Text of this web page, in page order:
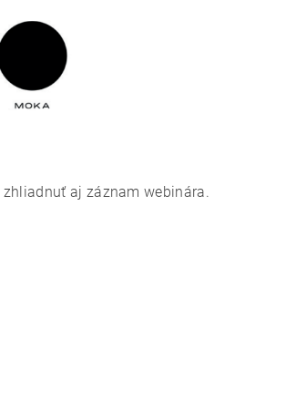
zhliadnuť aj záznam webinára.